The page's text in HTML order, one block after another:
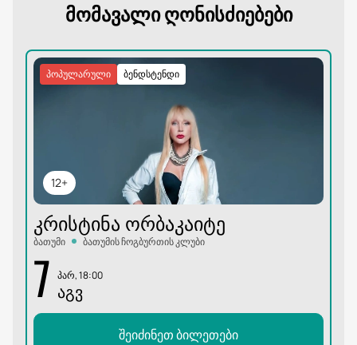
მომავალი ღონისძიებები
12+
ბენდსტენდი
პოპულარული
ᲙᲠᲘᲡᲢᲘᲜᲐ ᲝᲠᲑᲐᲙᲐᲘᲢᲔ
ბათუმი ბათუმის ჩოგბურთის კლუბი
7 პარ, 18:00
ᲐᲒᲕ
შეიძინეთ ბილეთები